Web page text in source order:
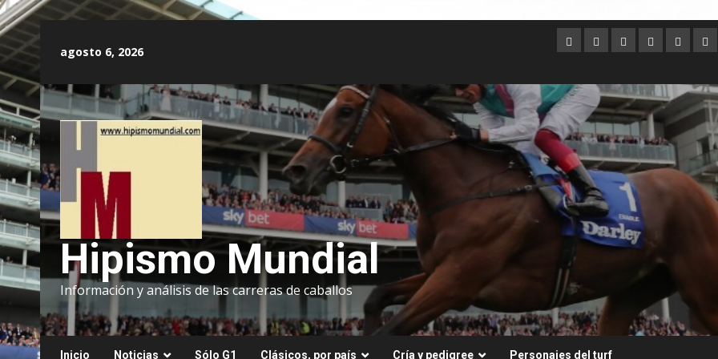
contenido
agosto 6, 2026
Argentina
AustraliaBrasilChileDubai
Hipismo Mundial
Información y análisis de las carreras de caballos
Inicio Noticias Sólo G1 Clásicos, por país Cría y pedigree Personajes del turf